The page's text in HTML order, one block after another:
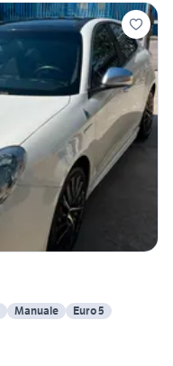
Manuale Euro 5